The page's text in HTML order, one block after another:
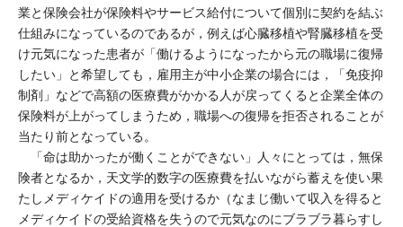
業と保険会社が保険料やサービス給付について個別に契約を結ぶ
仕組みになっているのであるが，例えば心臓移植や腎臓移植を受
け元気になった患者が「働けるようになったから元の職場に復帰
したい」と希望しても，雇用主が中小企業の場合には，「免疫抑
制剤」などで高額の医療費がかかる人が戻ってくると企業全体の
保険料が上がってしまうため，職場への復帰を拒否されることが
当たり前となっている。
「命は助かったが働くことができない」人々にとっては，無保
険者となるか，天文学的数字の医療費を払いながら蓄えを使い果
たしメディケイドの適用を受けるか（なまじ働いて収入を得ると
メディケイドの受給資格を失うので元気なのにブラブラ暮らすし